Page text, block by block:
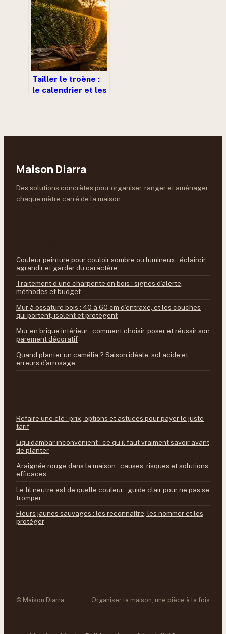
spécimens pour
votre jardin
Tailler le troène :
le calendrier et les
Maison Diarra
Des solutions concrètes pour organiser, ranger et aménager
chaque mètre carré de la maison.
Couleur peinture pour couloir sombre ou lumineux : éclaircir,
agrandir et garder du caractère
Traitement d’une charpente en bois : signes d’alerte,
méthodes et budget
Mur à ossature bois : 40 à 60 cm d’entraxe, et les couches
qui portent, isolent et protègent
Mur en brique intérieur : comment choisir, poser et réussir son
parement décoratif
Quand planter un camélia ? Saison idéale, sol acide et
erreurs d’arrosage
Refaire une clé : prix, options et astuces pour payer le juste
tarif
Liquidambar inconvénient : ce qu’il faut vraiment savoir avant
de planter
Araignée rouge dans la maison : causes, risques et solutions
efficaces
Le fil neutre est de quelle couleur : guide clair pour ne pas se
tromper
Fleurs jaunes sauvages : les reconnaître, les nommer et les
protéger
© Maison Diarra Organiser la maison, une pièce à la fois